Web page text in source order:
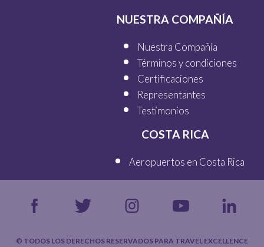
NUESTRA COMPAÑÍA
Nuestra Compañía
Términos y condiciones
Certificaciones
Representantes
Testimonios
COSTA RICA
Aeropuertos en Costa Rica
© TODOS LOS DERECHOS RESERVADOS PARA TRAVEL EXCELLENCE